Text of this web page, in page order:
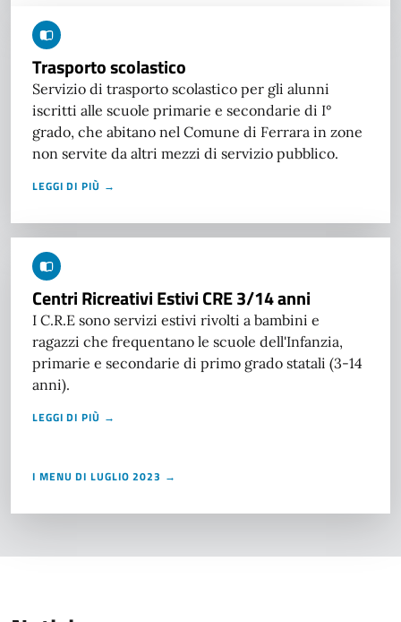
Trasporto scolastico
Servizio di trasporto scolastico per gli alunni
iscritti alle scuole primarie e secondarie di I°
grado, che abitano nel Comune di Ferrara in zone
non servite da altri mezzi di servizio pubblico.
LEGGI DI PIÙ →
Centri Ricreativi Estivi CRE 3/14 anni
I C.R.E sono servizi estivi rivolti a bambini e
ragazzi che frequentano le scuole dell'Infanzia,
primarie e secondarie di primo grado statali (3-14
anni).
LEGGI DI PIÙ →
I MENU DI LUGLIO 2023 →